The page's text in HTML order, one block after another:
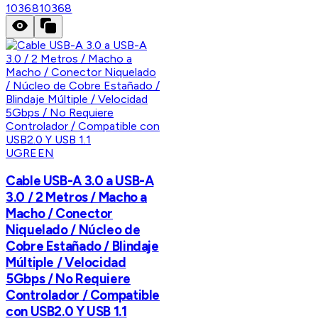
1036810368
UGREEN
Cable USB-A 3.0 a USB-A
3.0 / 2 Metros / Macho a
Macho / Conector
Niquelado / Núcleo de
Cobre Estañado / Blindaje
Múltiple / Velocidad
5Gbps / No Requiere
Controlador / Compatible
con USB2.0 Y USB 1.1